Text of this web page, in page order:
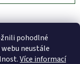
pohodlné
neustále
Více informací